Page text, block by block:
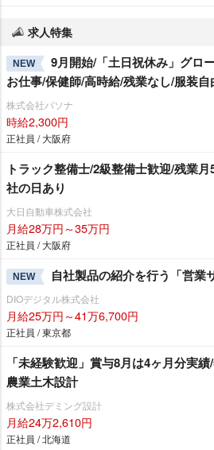
求人特集
NEW
9月開始/「土日祝休み」グロ
お仕事/保健師/高時給/残業なし/服装自
株式会社パソナ
時給2,300円
正社員 / 大阪府
トラック整備士/2級整備士歓迎/残業
社の日あり
大日自動車株式会社
月給28万円～35万円
正社員 / 大阪府
NEW 自社製品の紹介を行う「営業
DIOデジタル株式会社
月給25万円～41万6,700円
正社員 / 東京都
「未経験歓迎」賞与8月は4ヶ月分実
農業土木設計
株式会社デミング設計
月給24万2,610円
正社員 / 北海道